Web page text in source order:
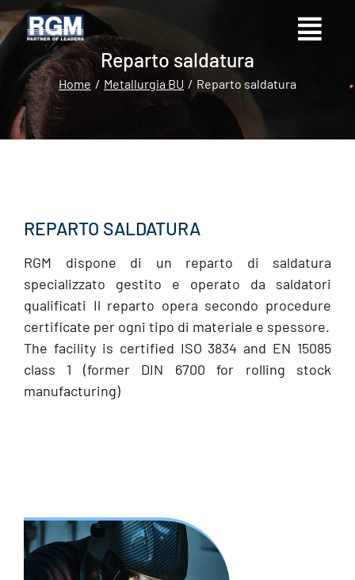
Reparto saldatura
Tu sei qui:
Home Metallurgia BU Reparto saldatura
REPARTO SALDATURA
RGM dispone di un reparto di saldatura
specializzato gestito e operato da saldatori
qualificati Il reparto opera secondo procedure
certificate per ogni tipo di materiale e spessore.
The facility is certified ISO 3834 and EN 15085
class 1 (former DIN 6700 for rolling stock
manufacturing)